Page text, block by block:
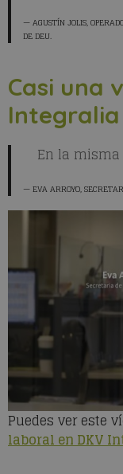
AGUSTÍN JOLIS,
DE DEU.
Casi una
Integralia
En la misma
EVA ARROYO,
Puedes ver este
laboral en DKV